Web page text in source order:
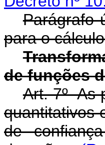
Parágrafo
para o
de funções
Art. 7º As
quantitativos
de